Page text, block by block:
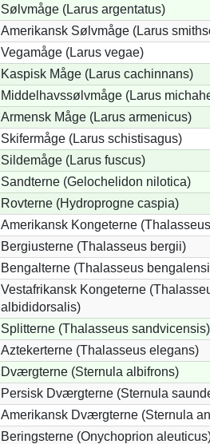
Sølvmåge (Larus argentatus)
Amerikansk Sølvmåge (Larus
Vegamåge (Larus vegae)
Kaspisk Måge (Larus cachinnans)
Middelhavssølvmåge (Larus
Armensk Måge (Larus armenicus)
Skifermåge (Larus schistisagus)
Sildemåge (Larus fuscus)
Sandterne (Gelochelidon nilotica)
Rovterne (Hydroprogne caspia)
Amerikansk Kongeterne
Bergiusterne (Thalasseus bergii)
Bengalterne (Thalasseus
Vestafrikansk Kongeterne
albididorsalis)
Splitterne (Thalasseus sandvicensis)
Aztekerterne (Thalasseus elegans)
Dværgterne (Sternula albifrons)
Persisk Dværgterne (Sternula
Amerikansk Dværgterne (Sternula
Beringsterne (Onychoprion